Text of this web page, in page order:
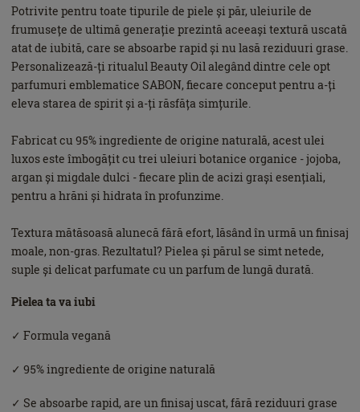
Potrivite pentru toate tipurile de piele și păr, uleiurile de
frumusețe de ultimă generație prezintă aceeași textură uscată
atat de iubită, care se absoarbe rapid și nu lasă reziduuri grase.
Personalizează-ți ritualul Beauty Oil alegând dintre cele opt
parfumuri emblematice SABON, fiecare conceput pentru a-ți
eleva starea de spirit și a-ți răsfăța simțurile.
Fabricat cu 95% ingrediente de origine naturală, acest ulei
luxos este îmbogățit cu trei uleiuri botanice organice - jojoba,
argan și migdale dulci - fiecare plin de acizi grași esențiali,
pentru a hrăni și hidrata în profunzime.
Textura mătăsoasă alunecă fără efort, lăsând în urmă un finisaj
moale, non-gras. Rezultatul? Pielea și părul se simt netede,
suple și delicat parfumate cu un parfum de lungă durată.
Pielea ta va iubi
✓ Formula vegană
✓ 95% ingrediente de origine naturală
✓ Se absoarbe rapid, are un finisaj uscat, fără reziduuri grase